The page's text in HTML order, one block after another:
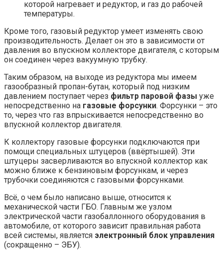
которой нагревает и редуктор, и газ до рабочей
температуры.
Кроме того, газовый редуктор умеет изменять свою
производительность. Делает он это в зависимости от
давления во впускном коллекторе двигателя, с которым
он соединен через вакуумную трубку.
Таким образом, на выходе из редуктора мы имеем
газообразный пропан-бутан, который под низким
давлением поступает через фильтр паровой фазы уже
непосредственно на газовые форсунки. Форсунки – это
то, через что газ впрыскивается непосредственно во
впускной коллектор двигателя.
К коллектору газовые форсунки подключаются при
помощи специальных штуцеров (ввёртышей). Эти
штуцеры засверливаются во впускной коллектор как
можно ближе к бензиновым форсункам, и через
трубочки соединяются с газовыми форсунками.
Всё, о чем было написано выше, относится к
механической части ГБО. Главным же узлом
электрической части газобаллонного оборудования в
автомобиле, от которого зависит правильная работа
всей системы, является электронный блок управления
(сокращенно – ЭБУ).